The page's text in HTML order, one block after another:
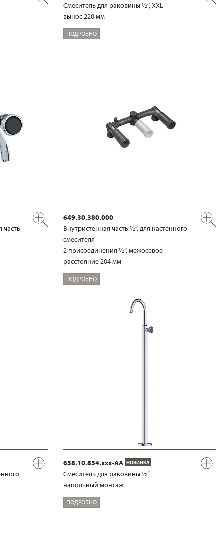
Смеситель для раковины ½“, XXL
вынос 220 мм
ПОДРОБНО
часть
649.30.380.000
Внутристенная часть ½“, для настенного
смесителя
2 присоединения ½“, межосевое
расстояние 204 мм
ПОДРОБНО
638.10.854.xxx-AA НОВИНКА
Смеситель для раковины ½“
напольный монтаж
ПОДРОБНО